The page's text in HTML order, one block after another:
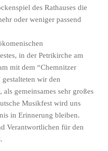
des Rathauses die
oder weniger passend
in der Petrikirche am
mit dem “Chemnitzer
wir den
gemeinsames sehr großes
Musikfest wird uns
in Erinnerung bleiben.
Verantwortlichen für den